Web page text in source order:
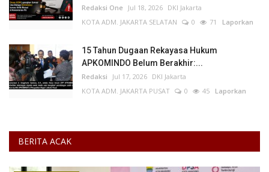
Redaksi One Jul 18, 2026 DKI Jakarta
KOTA ADM. JAKARTA SELATAN
0 71 Laporkan
15 Tahun Dugaan Rekayasa Hukum
APKOMINDO Belum Berakhir:...
Redaksi Jul 17, 2026 DKI Jakarta
KOTA ADM. JAKARTA PUSAT
0 45 Laporkan
BERITA ACAK